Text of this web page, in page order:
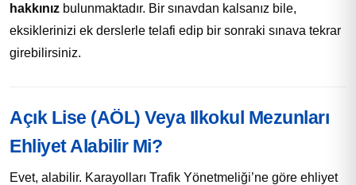
hakkınız bulunmaktadır. Bir sınavdan kalsanız bile,
eksiklerinizi ek derslerle telafi edip bir sonraki sınava tekrar
girebilirsiniz.
Açık Lise (AÖL) Veya Ilkokul Mezunları
Ehliyet Alabilir Mi?
Evet, alabilir. Karayolları Trafik Yönetmeliği’ne göre ehliyet